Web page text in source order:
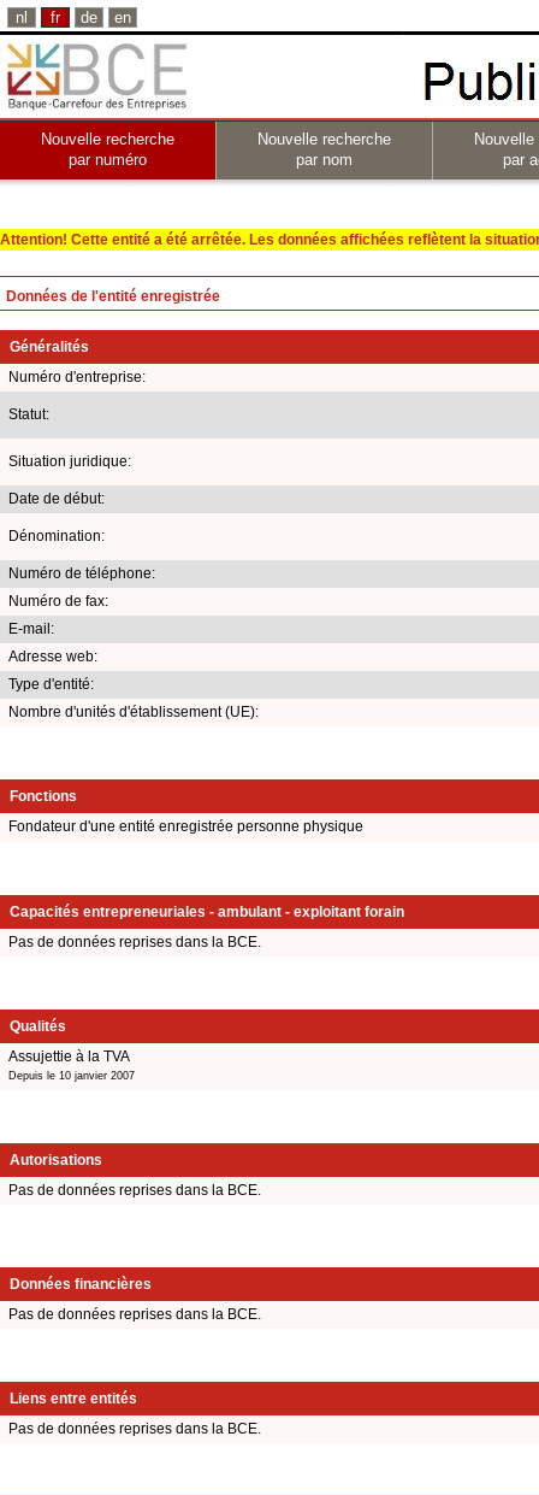
nl fr de en
Nouvelle recherche
par numéro
Nouvelle recherche
par nom
par
Attention! Cette entité a été arrêtée. Les données affichées reflètent la
Données de l'entité enregistrée
Généralités
Numéro d'entreprise:
Statut:
Situation juridique:
Date de début:
Dénomination:
Numéro de téléphone:
Numéro de fax:
E-mail:
Adresse web:
Type d'entité:
Nombre d'unités d'établissement (UE):
Fonctions
Fondateur d'une entité enregistrée personne physique
Capacités entrepreneuriales - ambulant - exploitant forain
Pas de données reprises dans la BCE.
Qualités
Assujettie à la TVA
Depuis le 10 janvier 2007
Autorisations
Pas de données reprises dans la BCE.
Données financières
Pas de données reprises dans la BCE.
Liens entre entités
Pas de données reprises dans la BCE.